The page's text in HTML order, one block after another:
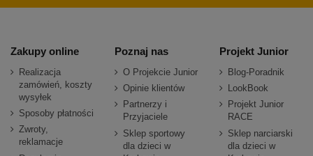
Zakupy online
Realizacja
zamówień, koszty
wysyłek
Sposoby płatności
Zwroty,
reklamacje
Poznaj nas
O Projekcie Junior
Opinie klientów
Partnerzy i
Przyjaciele
Sklep sportowy
dla dzieci w
Projekt Junior
Blog-Poradnik
LookBook
Projekt Junior
RACE
Sklep narciarski
dla dzieci w